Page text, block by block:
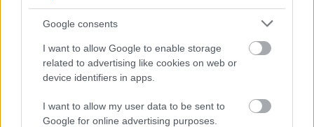
Google consents
I want to allow Google to enable storage
related to advertising like cookies on web or
device identifiers in apps.
I want to allow my user data to be sent to
Google for online advertising purposes.
Másfélszeresére bővítik Hódmezővásárhely jó hírű
református iskoláját
A Szőnyi Benjámin Általános Iskola fejlesztését a FERROÉP
kivitelezheti; a munkák csaknem egy évig tartanak majd.